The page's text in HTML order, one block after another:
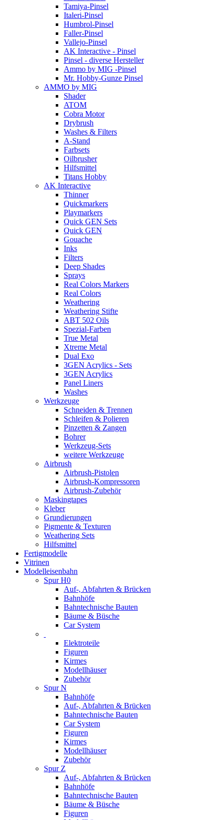
Tamiya-Pinsel
Italeri-Pinsel
Humbrol-Pinsel
Faller-Pinsel
Vallejo-Pinsel
AK Interactive - Pinsel
Pinsel - diverse Hersteller
Ammo by MIG -Pinsel
Mr. Hobby-Gunze Pinsel
AMMO by MIG
Shader
ATOM
Cobra Motor
Drybrush
Washes & Filters
A-Stand
Farbsets
Oilbrusher
Hilfsmittel
Titans Hobby
AK Interactive
Thinner
Quickmarkers
Playmarkers
Quick GEN Sets
Quick GEN
Gouache
Inks
Filters
Deep Shades
Sprays
Real Colors Markers
Real Colors
Weathering
Weathering Stifte
ABT 502 Oils
Spezial-Farben
True Metal
Xtreme Metal
Dual Exo
3GEN Acrylics - Sets
3GEN Acrylics
Panel Liners
Washes
Werkzeuge
Schneiden & Trennen
Schleifen & Polieren
Pinzetten & Zangen
Bohrer
Werkzeug-Sets
weitere Werkzeuge
Airbrush
Airbrush-Pistolen
Airbrush-Kompressoren
Airbrush-Zubehör
Maskingtapes
Kleber
Grundierungen
Pigmente & Texturen
Weathering Sets
Hilfsmittel
Fertigmodelle
Vitrinen
Modelleisenbahn
Spur H0
Auf-, Abfahrten & Brücken
Bahnhöfe
Bahntechnische Bauten
Bäume & Büsche
Car System
Elektroteile
Figuren
Kirmes
Modellhäuser
Zubehör
Spur N
Bahnhöfe
Auf-, Abfahrten & Brücken
Bahntechnische Bauten
Car System
Figuren
Kirmes
Modellhäuser
Zubehör
Spur Z
Auf-, Abfahrten & Brücken
Bahnhöfe
Bahntechnische Bauten
Bäume & Büsche
Figuren